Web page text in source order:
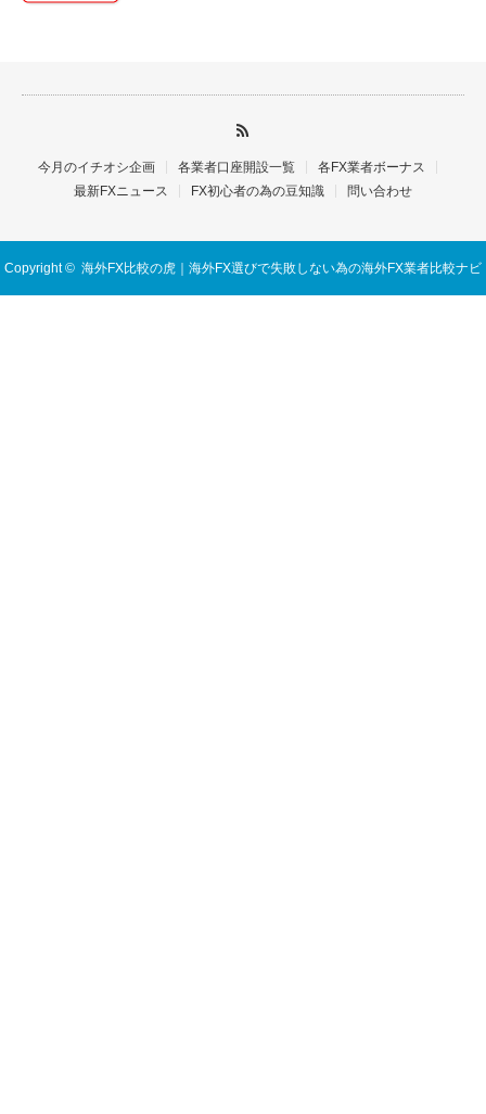
今月のイチオシ企画 各業者口座開設一覧
各FX業者ボーナス
最新FXニュース
FX初心者の為の豆知識 問い合わせ
Copyright © 海外FX比較の虎｜海外FX選びで失敗しない為の海外FX業者比較ナビ